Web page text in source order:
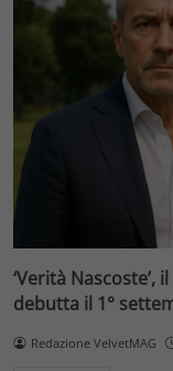
‘Verità
debutta il 1°
Redazione VelvetMAG